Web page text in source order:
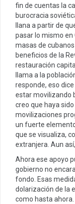
fin de cuentas la
burocracia
llana a partir de
pasar lo mismo en
masas de
beneficios de la
restauración
llama a la
responde, eso
estar movilizando
creo que haya
movilizaciones
un fuerte
que se visualiza,
extranjera. Aun
Ahora ese apoyo
gobierno no
fondo. Esas
dolarización de la
como hasta